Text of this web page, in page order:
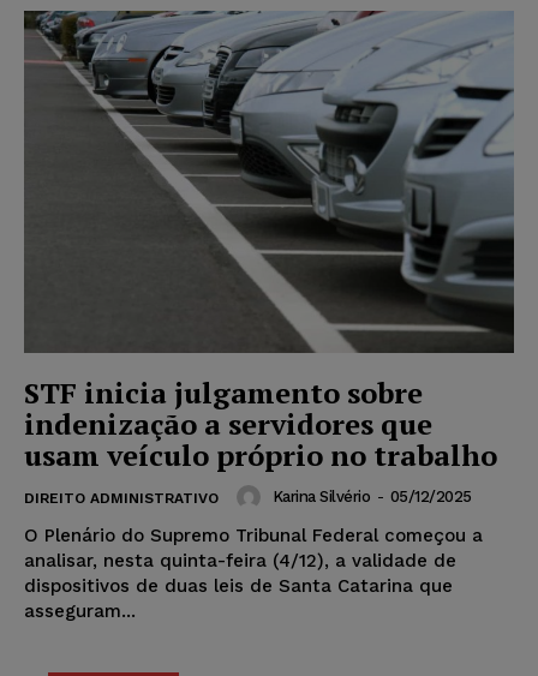
STF inicia julgamento sobre
indenização a servidores que
usam veículo próprio no trabalho
DIREITO ADMINISTRATIVO Karina Silvério - 05/12/2025
O Plenário do Supremo Tribunal Federal começou a
analisar, nesta quinta-feira (4/12), a validade de
dispositivos de duas leis de Santa Catarina que
asseguram...